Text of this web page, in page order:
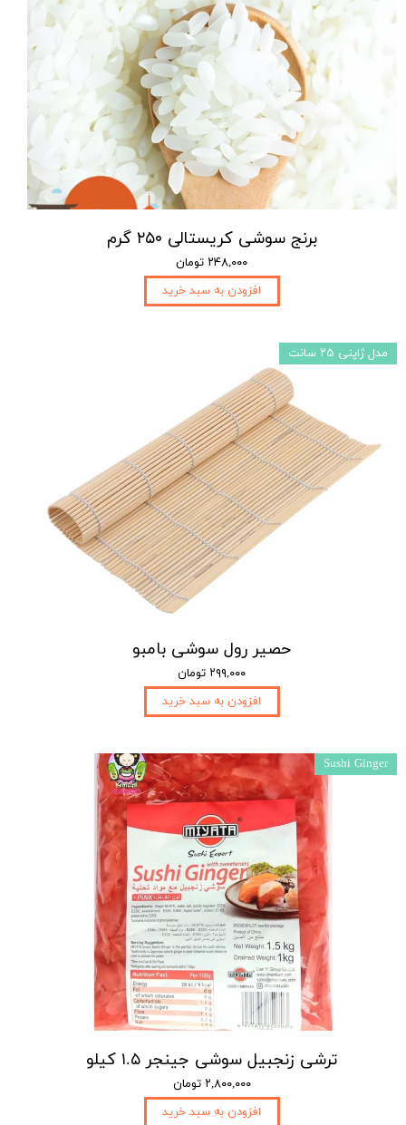
برنج سوشی کریستالی ۲۵۰ گرم
۲۴۸,۰۰۰ تومان
افزودن به سبد خرید
حصیر رول سوشی بامبو
۲۹۹,۰۰۰ تومان
افزودن به سبد خرید
مدل ژاپنی ۲۵ سانت
ترشی زنجبیل سوشی جینجر ۱.۵ کیلو
۲,۸۰۰,۰۰۰ تومان
افزودن به سبد خرید
Sushi Ginger